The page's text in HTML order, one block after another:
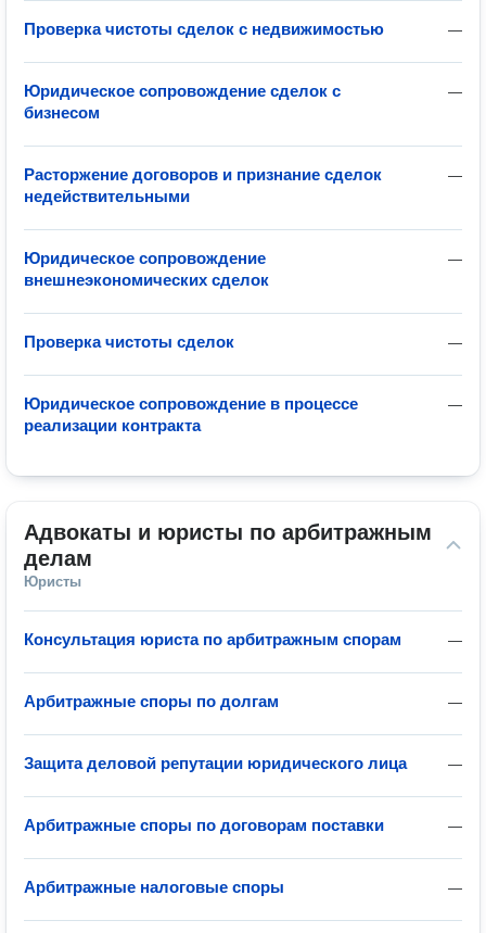
—
Проверка чистоты сделок с недвижимостью
—
Юридическое сопровождение сделок с
бизнесом
—
Расторжение договоров и признание сделок
недействительными
—
Юридическое сопровождение
внешнеэкономических сделок
—
Проверка чистоты сделок
—
Юридическое сопровождение в процессе
реализации контракта
Адвокаты и юристы по арбитражным
делам
Юристы
—
Консультация юриста по арбитражным спорам
—
Арбитражные споры по долгам
—
Защита деловой репутации юридического лица
—
Арбитражные споры по договорам поставки
—
Арбитражные налоговые споры